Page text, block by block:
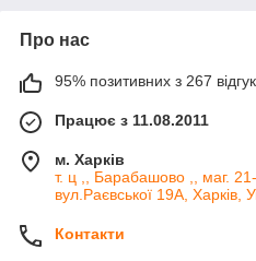
Про нас
95% позитивних з 267
Працює з 11.08.2011
м. Харків
т. ц ,, Барабашово ,, маг. 21-
вул.Раєвської 19А, Харків,
Контакти